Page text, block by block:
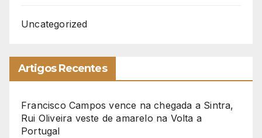
Uncategorized
Artigos Recentes
Francisco Campos vence na chegada a Sintra,
Rui Oliveira veste de amarelo na Volta a
Portugal